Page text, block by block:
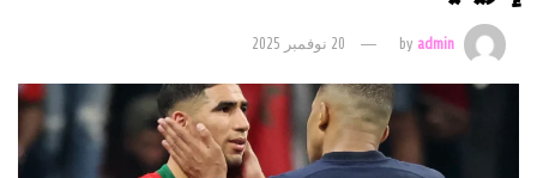
byadmin 20 نوفمبر 2025